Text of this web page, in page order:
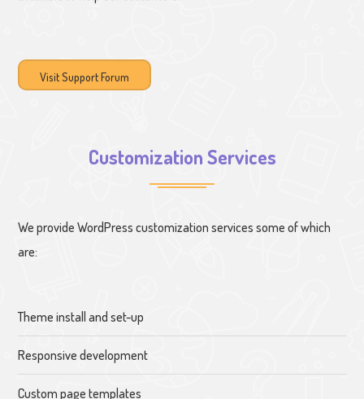
Visit Support Forum
Customization Services
We provide WordPress customization services some of which
are:
Theme install and set-up
Responsive development
Custom page templates